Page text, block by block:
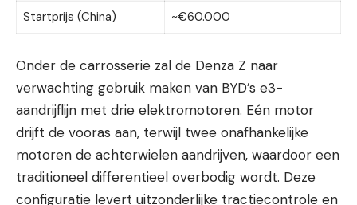
Startprijs (China)
~€60.000
Onder de carrosserie zal de Denza Z naar
verwachting gebruik maken van BYD’s e3-
aandrijflijn met drie elektromotoren. Eén motor
drijft de vooras aan, terwijl twee onafhankelijke
motoren de achterwielen aandrijven, waardoor een
traditioneel differentieel overbodig wordt. Deze
configuratie levert uitzonderlijke tractiecontrole en